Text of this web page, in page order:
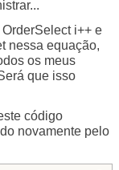
i++ e
nessa equação,
os meus
que isso
código
novamente pelo